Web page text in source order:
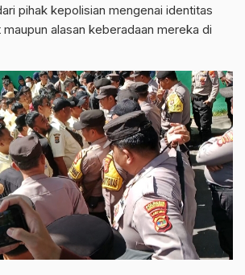
pihak kepolisian mengenai identitas
alasan keberadaan mereka di